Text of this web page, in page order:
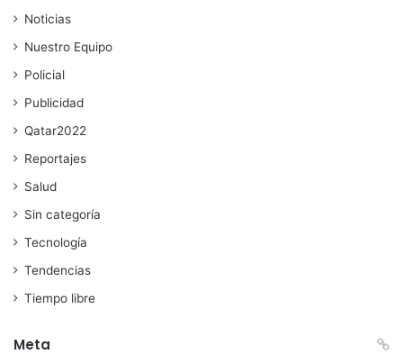
Noticias
Nuestro Equipo
Policial
Publicidad
Qatar2022
Reportajes
Salud
Sin categoría
Tecnología
Tendencias
Tiempo libre
Meta